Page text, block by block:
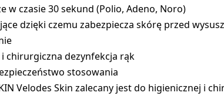
w czasie 30 sekund (Polio, Adeno, Noro)
dzięki czemu zabezpiecza skórę przed
chirurgiczna dezynfekcja rąk
stosowania
Velodes Skin zalecany jest do higienicznej